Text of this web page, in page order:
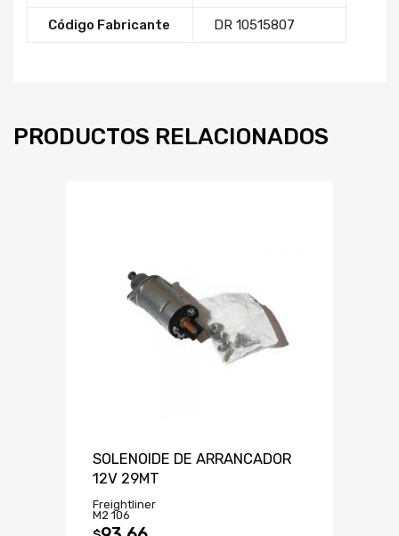
Código Fabricante DR 10515807
PRODUCTOS RELACIONADOS
SOLENOIDE DE ARRANCADOR
12V 29MT
Freightliner
M2 106